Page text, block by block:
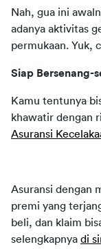
Nah, gua ini
adanya aktivitas
permukaan. Yuk,
Siap Bersenang-
Kamu tentunya
khawatir dengan
Asuransi
Asuransi dengan
premi yang
beli, dan klaim
selengkapnya di